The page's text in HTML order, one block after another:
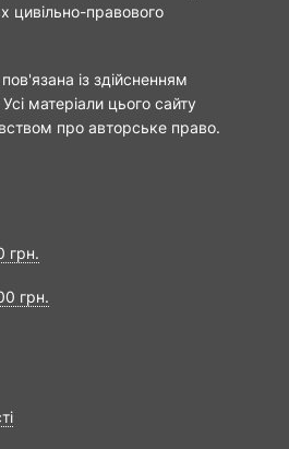
цивільно-правового
із здійсненням
Усі матеріали цього сайту
про авторське право.
грн.
грн.